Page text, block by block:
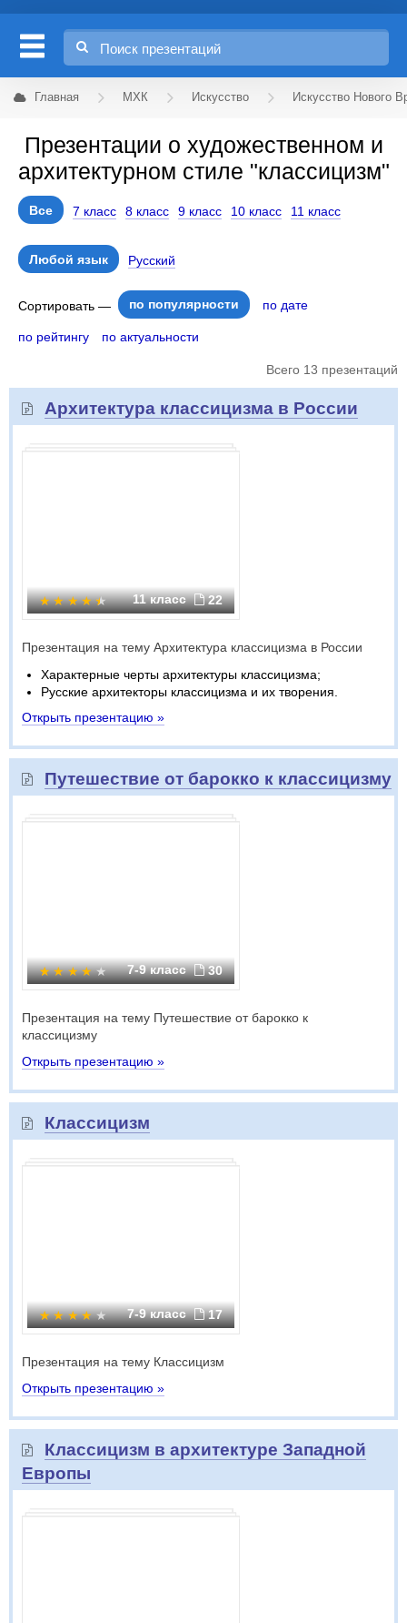
Главная МХК Искусство Искусство Нового
Презентации о художественном и
архитектурном стиле "классицизм"
Все 7 класс 8 класс 9 класс 10 класс 11 класс
Любой язык Русский
Сортировать — по популярности по дате
по рейтингу по актуальности
Всего 13 презентаций
Архитектура классицизма в России
11 класс 22
Презентация на тему Архитектура классицизма в России
Характерные черты архитектуры классицизма;
Русские архитекторы классицизма и их творения.
Открыть презентацию »
Путешествие от барокко к классицизму
7-9 класс 30
Презентация на тему Путешествие от барокко к
классицизму
Открыть презентацию »
Классицизм
7-9 класс 17
Презентация на тему Классицизм
Открыть презентацию »
Классицизм в архитектуре Западной
Европы